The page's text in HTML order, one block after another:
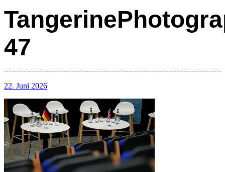
47
22. Juni 2026